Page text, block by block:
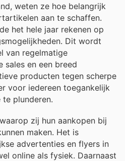
weten ze hoe belangrijk
aan te schaffen.
het hele jaar rekenen op
Dit wordt
van regelmatige
sales en een breed
producten tegen scherpe
voor iedereen toegankelijk
plunderen.
zij hun aankopen bij
maken. Het is
advertenties en flyers in
online als fysiek. Daarnaast